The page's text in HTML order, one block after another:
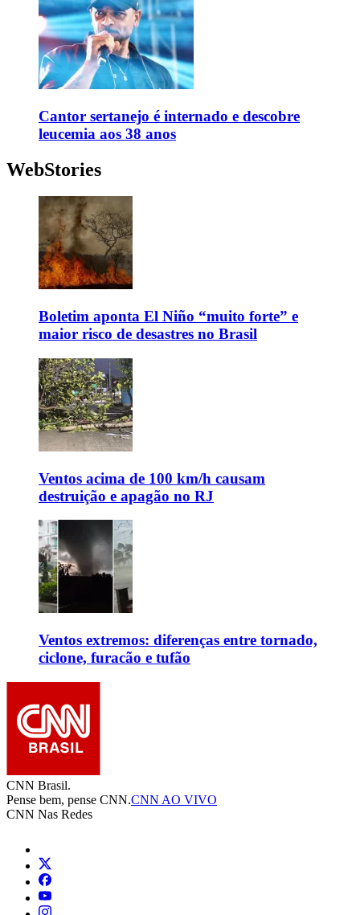
Cantor sertanejo é internado e descobre
leucemia aos 38 anos
WebStories
Boletim aponta El Niño “muito forte” e
maior risco de desastres no Brasil
Ventos acima de 100 km/h causam
destruição e apagão no RJ
Ventos extremos: diferenças entre tornado,
ciclone, furacão e tufão
CNN Brasil.
Pense bem, pense CNN.CNN AO VIVO
CNN Nas Redes